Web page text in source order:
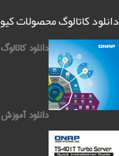
دانلود کاتالوگ محصولات
دانلود
دانلود